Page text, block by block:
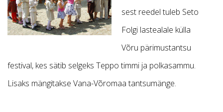
sest reedel tuleb Seto
Folgi lastealale külla
Võru pärimustantsu
festival, kes sätib selgeks Teppo timmi ja polkasammu.
Lisaks mängitakse Vana-Võromaa tantsumänge.